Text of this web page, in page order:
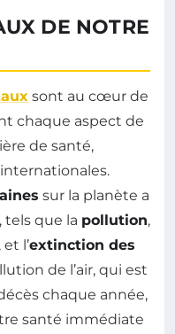
DE NOTRE
sont au cœur de
chaque aspect de
de santé,
sur la planète a
tels que la pollution,
, et l’extinction des
de l’air, qui est
chaque année,
santé immédiate